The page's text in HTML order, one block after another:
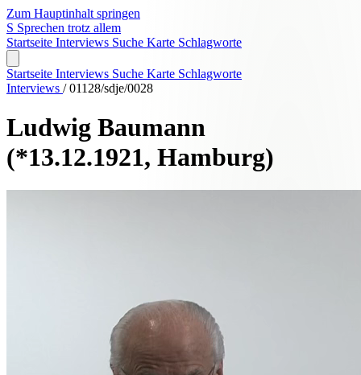
Zum Hauptinhalt springen
S Sprechen trotz allem
Startseite Interviews Suche Karte Schlagworte
Startseite Interviews Suche Karte Schlagworte
Interviews / 01128/sdje/0028
Ludwig Baumann
(*13.12.1921, Hamburg)